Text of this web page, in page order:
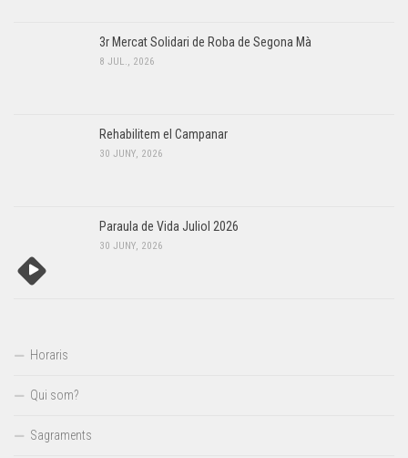
3r Mercat Solidari de Roba de Segona Mà
8 JUL., 2026
Rehabilitem el Campanar
30 JUNY, 2026
Paraula de Vida Juliol 2026
30 JUNY, 2026
Horaris
Qui som?
Sagraments